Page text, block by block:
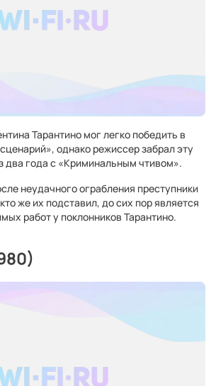
Тарантино мог легко победить в
однако режиссер забрал эту
два года с «Криминальным чтивом».
неудачного ограбления преступники
же их подставил, до сих пор является
работ у поклонников Тарантино.